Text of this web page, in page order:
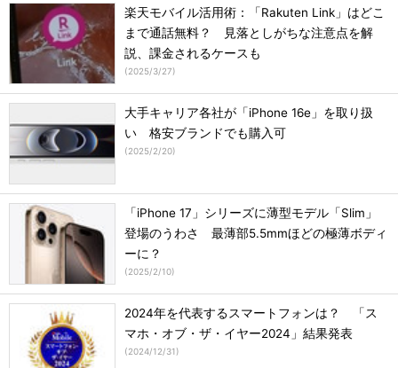
楽天モバイル活用術：「Rakuten Link」はどこ
まで通話無料？ 見落としがちな注意点を解
説、課金されるケースも
(2025/3/27)
大手キャリア各社が「iPhone 16e」を取り扱
い 格安ブランドでも購入可
(2025/2/20)
「iPhone 17」シリーズに薄型モデル「Slim」
登場のうわさ 最薄部5.5mmほどの極薄ボディ
ーに？
(2025/2/10)
2024年を代表するスマートフォンは？ 「ス
マホ・オブ・ザ・イヤー2024」結果発表
(2024/12/31)